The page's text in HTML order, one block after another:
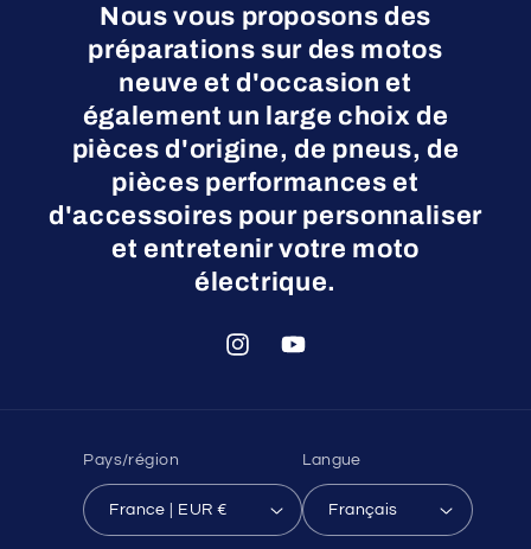
Nous vous proposons des
préparations sur des motos
neuve et d'occasion et
également un large choix de
pièces d'origine, de pneus, de
pièces performances et
d'accessoires pour personnaliser
et entretenir votre moto
électrique.
InstagramYouTube
Pays/région
France | EUR €
Langue
Français